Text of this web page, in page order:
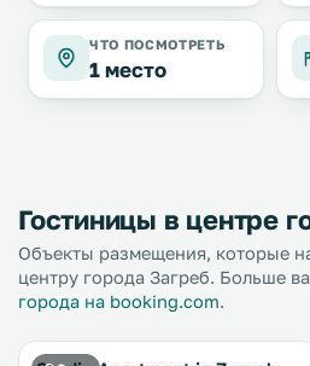
ЧТО ПОСМОТРЕТЬ
1 место
Гостиницы в центре
Объекты размещения, которые
центру города Загреб. Больше
города на booking.com.